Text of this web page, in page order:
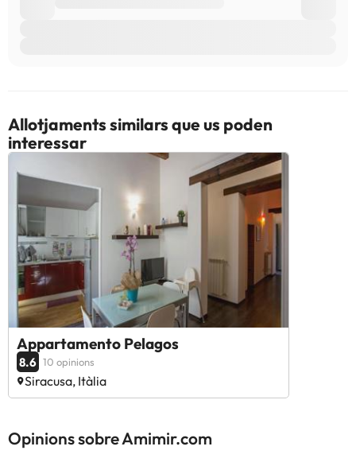
Allotjaments similars que us poden
interessar
Appartamento Pelagos
8.6 10 opinions
Siracusa, Itàlia
Opinions sobre Amimir.com